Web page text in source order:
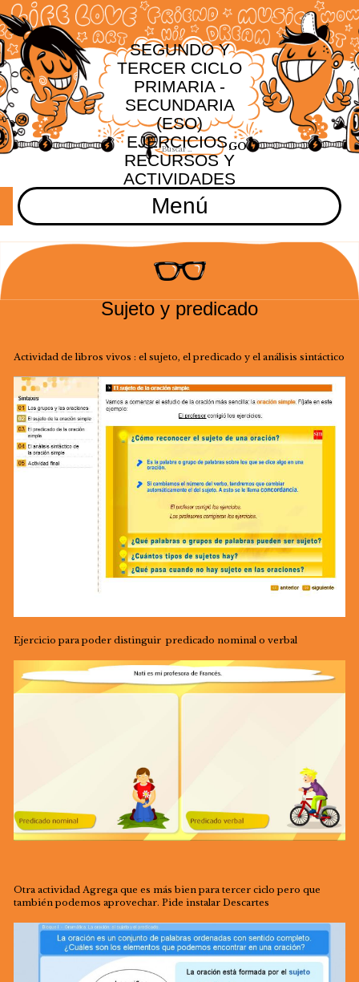
SEGUNDO Y
TERCER CICLO
PRIMARIA -
SECUNDARIA
(ESO)
EJERCICIOS,
RECURSOS Y
ACTIVIDADES
Menú
Sujeto y predicado
Actividad de libros vivos : el sujeto, el predicado y el análisis sintáctico
Ejercicio para poder distinguir predicado nominal o verbal
Otra actividad Agrega que es más bien para tercer ciclo pero que
también podemos aprovechar. Pide instalar Descartes